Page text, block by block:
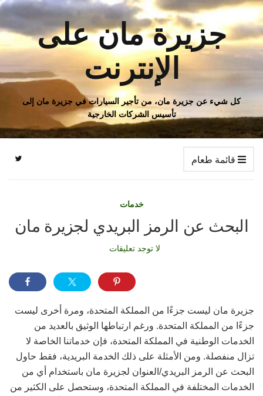
جزيرة مان على
الإنترنت
كل شيء عن جزيرة مان، من تأجير السيارات في جزيرة مان إلى
تأسيس الشركات الخارجية
قائمة طعام
خدمات
البحث عن الرمز البريدي لجزيرة مان
لا توجد تعليقات
جزيرة مان ليست جزءًا من المملكة المتحدة، ومرة أخرى ليست
جزءًا من المملكة المتحدة. ورغم ارتباطها الوثيق بالعديد من
الخدمات الوطنية في المملكة المتحدة، فإن خدماتنا الخاصة لا
تزال منفصلة. ومن الأمثلة على ذلك الخدمة البريدية، فقط حاول
البحث عن الرمز البريدي/العنوان لجزيرة مان باستخدام أي من
الخدمات المختلفة في المملكة المتحدة، وستحصل على الكثير من